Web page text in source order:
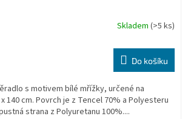
Skladem (>5 ks)
Do košíku
s motivem bílé mřížky, určené na
140 cm. Povrch je z Tencel 70% a Polyesteru
strana z Polyuretanu 100%....